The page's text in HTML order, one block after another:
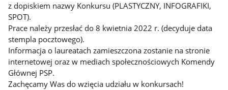
z dopiskiem nazwy Konkursu (PLASTYCZNY, INFOGRAFIKI,
SPOT).
Prace należy przesłać do 8 kwietnia 2022 r. (decyduje data
stempla pocztowego).
Informacja o laureatach zamieszczona zostanie na stronie
internetowej oraz w mediach społecznościowych Komendy
Głównej PSP.
Zachęcamy Was do wzięcia udziału w konkursach!